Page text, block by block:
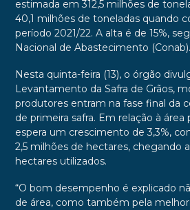
estimada em 312,5 milhões de
40,1 milhões de toneladas quando
período 2021/22. A alta é de 15%,
Nacional de Abastecimento (Conab).
Nesta quinta-feira (13), o órgão
Levantamento da Safra de Grãos,
produtores entram na fase final da
de primeira safra. Em relação à área
espera um crescimento de 3,3%,
2,5 milhões de hectares, chegando
hectares utilizados.
“O bom desempenho é explicado
de área, como também pela